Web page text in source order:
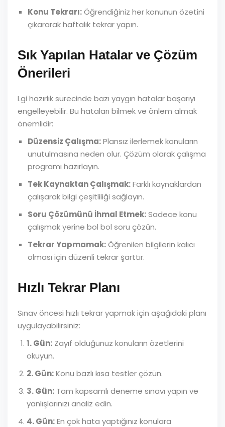
Konu Tekrarı:Öğrendiğiniz her konunun özetini
çıkararak haftalık tekrar yapın.
Sık Yapılan Hatalar ve Çözüm
Önerileri
Lgi hazırlık sürecinde bazı yaygın hatalar başarıyı
engelleyebilir. Bu hataları bilmek ve önlem almak
önemlidir:
Düzensiz Çalışma:Plansız ilerlemek konuların
unutulmasına neden olur. Çözüm olarak çalışma
programı hazırlayın.
Tek Kaynaktan Çalışmak:Farklı kaynaklardan
çalışarak bilgi çeşitliliği sağlayın.
Soru Çözümünü İhmal Etmek:Sadece konu
çalışmak yerine bol bol soru çözün.
Tekrar Yapmamak:Öğrenilen bilgilerin kalıcı
olması için düzenli tekrar şarttır.
Hızlı Tekrar Planı
Sınav öncesi hızlı tekrar yapmak için aşağıdaki planı
uygulayabilirsiniz:
1. Gün: Zayıf olduğunuz konuların özetlerini
okuyun.
2. Gün:Konu bazlı kısa testler çözün.
3. Gün: Tam kapsamlı deneme sınavı yapın ve
yanlışlarınızı analiz edin.
4. Gün:En çok hata yaptığınız konulara